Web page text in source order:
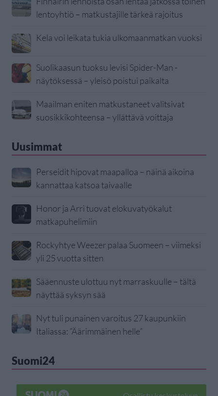
lentoyhtiö – matkustajille tärkeä rajoitus
Kela voi leikata tukia ulkomaanmatkan vuoksi
Suolikaasun tuoksu levisi Spider-Man -
näytöksessä – yleisö poistui paikalta
Maailman eniten matkustaneet valitsivat
suosikkikohteensa – yllättävä voittaja
Uusimmat
Perseidit hipovat maapalloa – näinä aikoina
kannattaa katsoa taivaalle
Honor ja Arri tuovat elokuvatyökalut
matkapuhelimiin
Rockyhtye Weezer palaa Suomeen – viimeksi
yli 25 vuotta sitten
Sääennuste ulottuu nyt marraskuulle – tältä
näyttää syksyn sää
Nyt tuli punainen varoitus 27 kaupunkiin
Italiassa: ”Äärimmäinen helle”
Suomi24